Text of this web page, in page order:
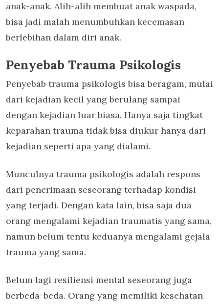
anak-anak. Alih-alih membuat anak waspada,
bisa jadi malah menumbuhkan kecemasan
berlebihan dalam diri anak.
Penyebab Trauma Psikologis
Penyebab trauma psikologis bisa beragam, mulai
dari kejadian kecil yang berulang sampai
dengan kejadian luar biasa. Hanya saja tingkat
keparahan trauma tidak bisa diukur hanya dari
kejadian seperti apa yang dialami.
Munculnya trauma psikologis adalah respons
dari penerimaan seseorang terhadap kondisi
yang terjadi. Dengan kata lain, bisa saja dua
orang mengalami kejadian traumatis yang sama,
namun belum tentu keduanya mengalami gejala
trauma yang sama.
Belum lagi resiliensi mental seseorang juga
berbeda-beda. Orang yang memiliki kesehatan